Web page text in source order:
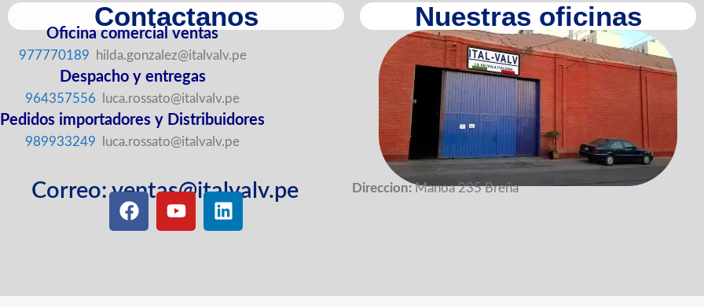
Contactanos
Oficina comercial ventas
977770189 hilda.gonzalez@italvalv.pe
Despacho y entregas
964357556 luca.rossato@italvalv.pe
Pedidos importadores y Distribuidores
989933249 luca.rossato@italvalv.pe
Correo: ventas@italvalv.pe
Nuestras oficinas
Direccion:Manoa 235 Breña